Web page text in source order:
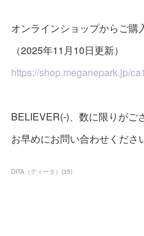
オンラインショップからご購
（2025年11月10日更新）
https://shop.meganepark.jp/
BELIEVER(-)、数に限りがご
お早めにお問い合わせくださ
DITA（ディータ） (35)